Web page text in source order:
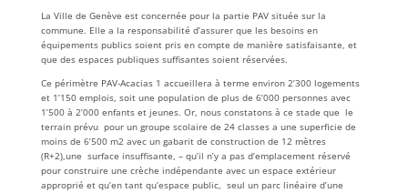
La Ville de Genève est concernée pour la partie PAV située sur la
commune. Elle a la responsabilité d’assurer que les besoins en
équipements publics soient pris en compte de manière satisfaisante, et
que des espaces publiques suffisantes soient réservées.
Ce périmètre PAV-Acacias 1 accueillera à terme environ 2’300 logements
et 1’150 emplois, soit une population de plus de 6’000 personnes avec
1’500 à 2’000 enfants et jeunes. Or, nous constatons à ce stade que le
terrain prévu pour un groupe scolaire de 24 classes a une superficie de
moins de 6’500 m2 avec un gabarit de construction de 12 mètres
(R+2),une surface insuffisante, – qu’il n’y a pas d’emplacement réservé
pour construire une crèche indépendante avec un espace extérieur
approprié et qu’en tant qu’espace public, seul un parc linéaire d’une